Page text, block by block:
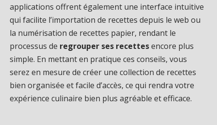
applications offrent également une interface intuitive
qui facilite l’importation de recettes depuis le web ou
la numérisation de recettes papier, rendant le
processus de regrouper ses recettesencore plus
simple. En mettant en pratique ces conseils, vous
serez en mesure de créer une collection de recettes
bien organisée et facile d’accès, ce qui rendra votre
expérience culinaire bien plus agréable et efficace.